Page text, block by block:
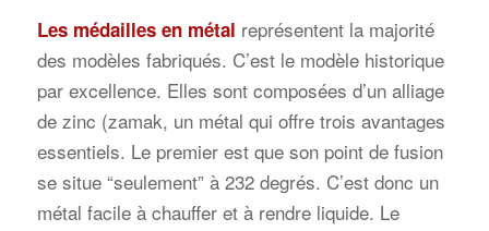
Les médailles en métal représentent la majorité
des modèles fabriqués. C’est le modèle historique
par excellence. Elles sont composées d’un alliage
de zinc (zamak, un métal qui offre trois avantages
essentiels. Le premier est que son point de fusion
se situe “seulement” à 232 degrés. C’est donc un
métal facile à chauffer et à rendre liquide. Le